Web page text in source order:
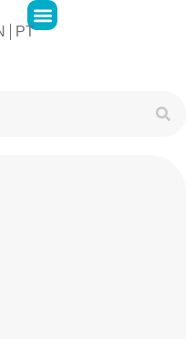
PT